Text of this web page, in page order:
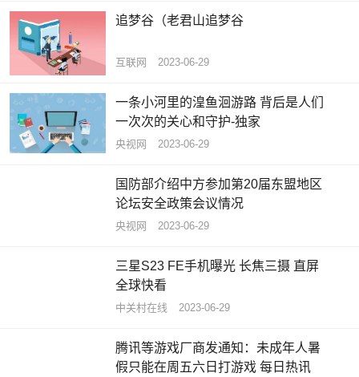
追梦谷（老君山追梦谷
互联网 2023-06-29
一条小河里的湟鱼洄游路 背后是人们
一次次的关心和守护-独家
央视网 2023-06-29
国防部介绍中方参加第20届东盟地区
论坛安全政策会议情况
央视网 2023-06-29
三星S23 FE手机曝光 长焦三摄 直屏
全球快看
中关村在线 2023-06-29
腾讯等游戏厂商发通知：未成年人暑
假只能在周五六日打游戏 每日热讯